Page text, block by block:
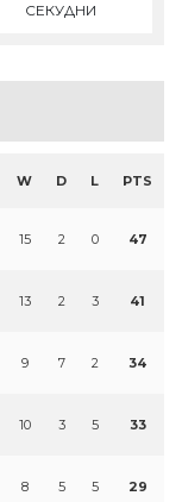
СЕКУДНИ
W D L PTS
15 2 0 47
13 2 3 41
9 7 2 34
10 3 5 33
8 5 5 29